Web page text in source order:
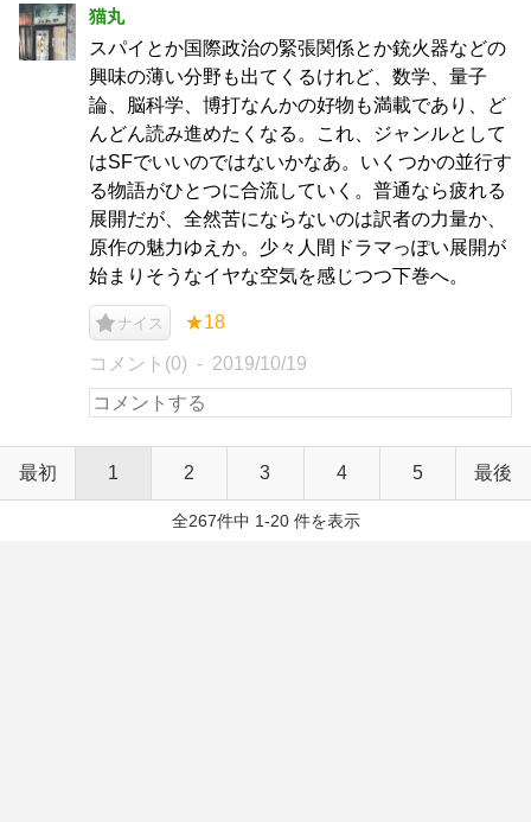
猫丸
スパイとか国際政治の緊張関係とか銃火器などの
興味の薄い分野も出てくるけれど、数学、量子
論、脳科学、博打なんかの好物も満載であり、ど
んどん読み進めたくなる。これ、ジャンルとして
はSFでいいのではないかなあ。いくつかの並行す
る物語がひとつに合流していく。普通なら疲れる
展開だが、全然苦にならないのは訳者の力量か、
原作の魅力ゆえか。少々人間ドラマっぽい展開が
始まりそうなイヤな空気を感じつつ下巻へ。
ナイス ★18
コメント(0) 2019/10/19
最初 1 2 3 4 5 最後
全267件中 1-20 件を表示